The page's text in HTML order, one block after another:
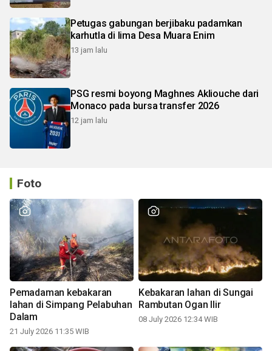
Petugas gabungan berjibaku padamkan
karhutla di lima Desa Muara Enim
13 jam lalu
PSG resmi boyong Maghnes Akliouche dari
Monaco pada bursa transfer 2026
12 jam lalu
Foto
Pemadaman kebakaran
lahan di Simpang Pelabuhan
Dalam
21 July 2026 11:35 WIB
Kebakaran lahan di Sungai
Rambutan Ogan Ilir
08 July 2026 12:34 WIB